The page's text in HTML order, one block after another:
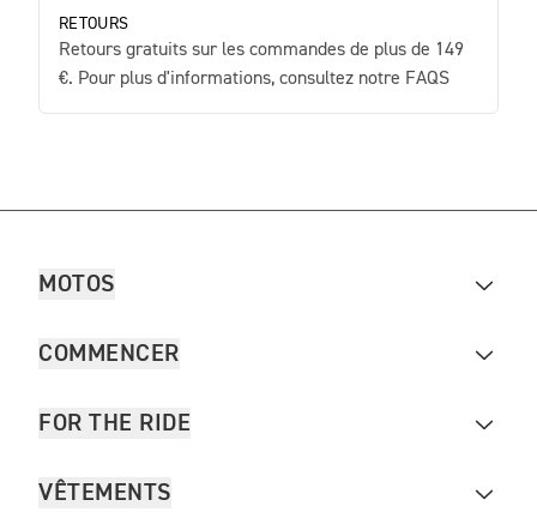
RETOURS
Retours gratuits sur les commandes de plus de 149
€. Pour plus d'informations, consultez notre FAQS
MOTOS
COMMENCER
FOR THE RIDE
VÊTEMENTS